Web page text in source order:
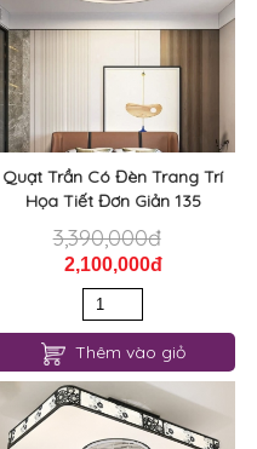
Quạt Trần Có Đèn Trang Trí
Họa Tiết Đơn Giản 135
3,390,000đ
2,100,000đ
Thêm vào giỏ